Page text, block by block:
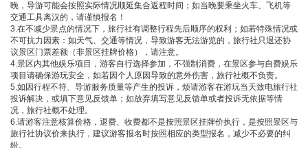
晚，导游可能会按照实际情况顺延集合返程时间；如当晚要乘坐火车、飞机等
交通工具离汉的，请谨慎报名！
3.在不减少景点的情况下，旅行社有调整行程先后顺序的权利；如若特殊情况或
不可抗力因素：如天气、交通等情况，导致游客无法游览的，旅行社只退还协
议景区门票差额（非景区挂牌价格），请注意。
4.景区内其他娱乐项目，游客自行选择参加，不强制消费，在景区参与自费娱乐
项目请确保游玩安全，如若因个人原因导致的意外伤害，旅行社概不负责。
5.如因行程不符、导游服务质量等产生的投诉，烦请游客在游玩当天致电旅行社
投诉解决，或填下意见反馈单；如放弃填写意见反馈单或者投诉无依据等情
况，旅行社概不处理。
6.请游客注意核算价格，退费、收费都不是按照景区挂牌价执行，是按照景区与
旅行社协议价来执行，建议游客报名时按照相应的类型报名，减少不必要的纠
纷。